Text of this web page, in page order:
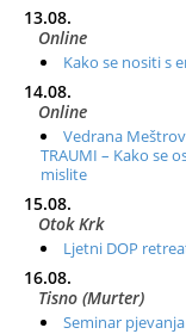
13.08.
Online
Kako se nositi s
14.08.
Online
Vedrana
TRAUMI – Kako se
mislite
15.08.
Otok Krk
Ljetni DOP
16.08.
Tisno (Murter)
Seminar